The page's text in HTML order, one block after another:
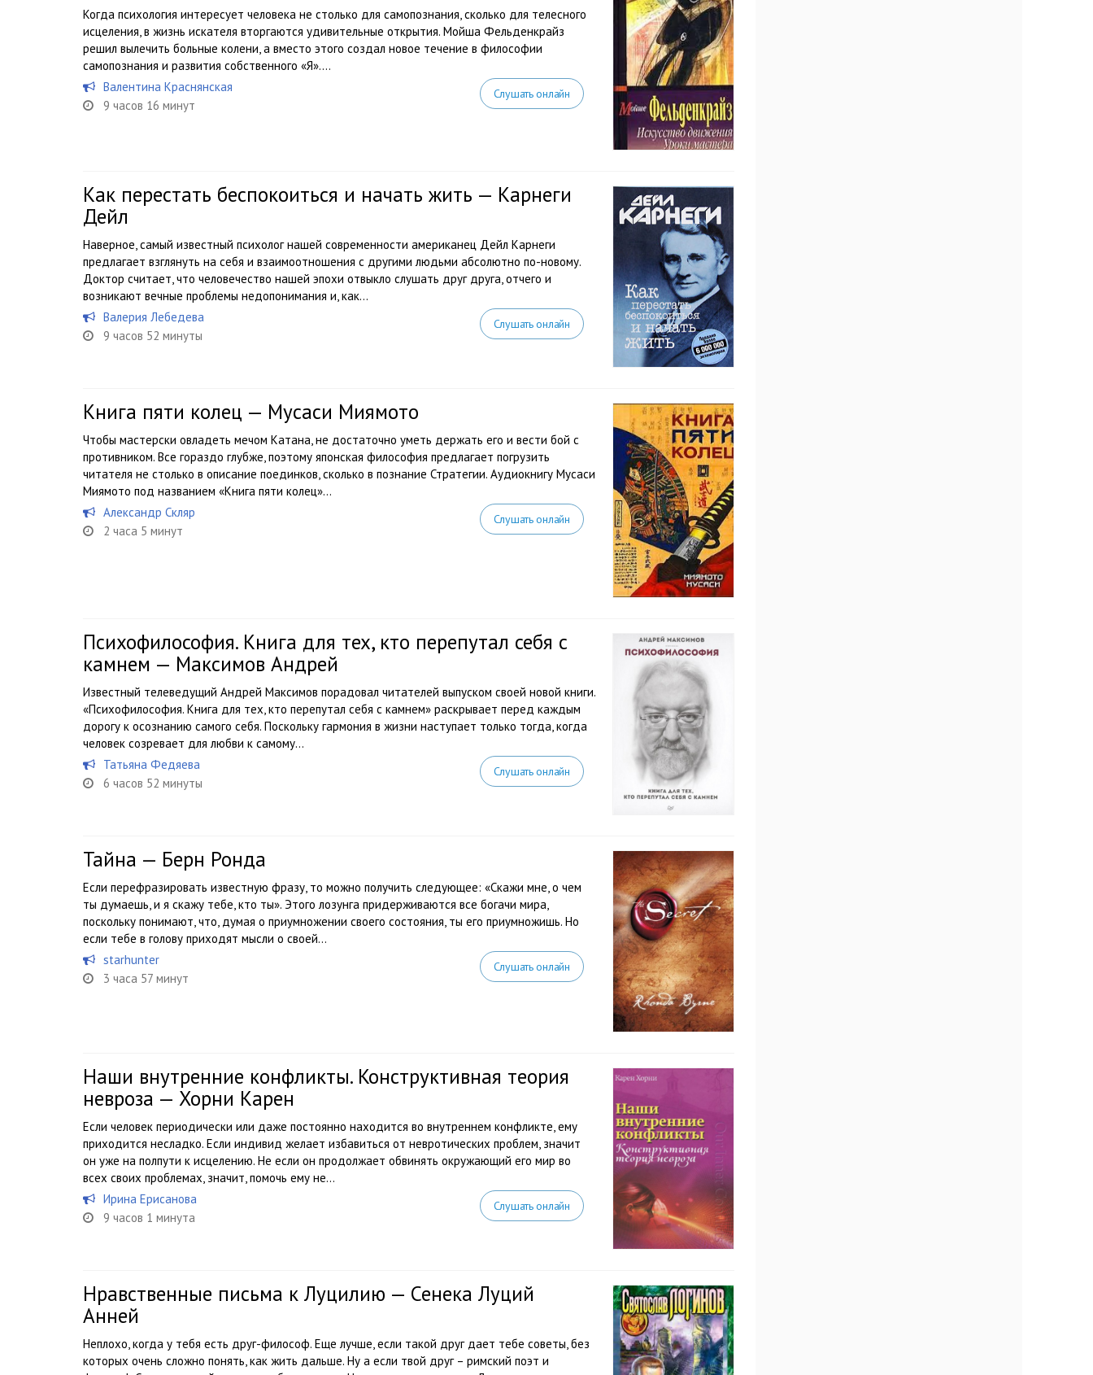
Когда психология интересует человека не столько для самопознания, сколько для телесного
исцеления, в жизнь искателя вторгаются удивительные открытия. Мойша Фельденкрайз
решил вылечить больные колени, а вместо этого создал новое течение в философии
самопознания и развития собственного «Я»....
Валентина Краснянская
9 часов 16 минут
Слушать онлайн
Как перестать беспокоиться и начать жить — Карнеги
Дейл
Наверное, самый известный психолог нашей современности американец Дейл Карнеги
предлагает взглянуть на себя и взаимоотношения с другими людьми абсолютно по-новому.
Доктор считает, что человечество нашей эпохи отвыкло слушать друг друга, отчего и
возникают вечные проблемы недопонимания и, как...
Валерия Лебедева
9 часов 52 минуты
Слушать онлайн
Книга пяти колец — Мусаси Миямото
Чтобы мастерски овладеть мечом Катана, не достаточно уметь держать его и вести бой с
противником. Все гораздо глубже, поэтому японская философия предлагает погрузить
читателя не столько в описание поединков, сколько в познание Стратегии. Аудиокнигу Мусаси
Миямото под названием «Книга пяти колец»...
Александр Скляр
2 часа 5 минут
Слушать онлайн
Психофилософия. Книга для тех, кто перепутал себя с
камнем — Максимов Андрей
Известный телеведущий Андрей Максимов порадовал читателей выпуском своей новой книги.
«Психофилософия. Книга для тех, кто перепутал себя с камнем» раскрывает перед каждым
дорогу к осознанию самого себя. Поскольку гармония в жизни наступает только тогда, когда
человек созревает для любви к самому...
Татьяна Федяева
6 часов 52 минуты
Слушать онлайн
Тайна — Берн Ронда
Если перефразировать известную фразу, то можно получить следующее: «Скажи мне, о чем
ты думаешь, и я скажу тебе, кто ты». Этого лозунга придерживаются все богачи мира,
поскольку понимают, что, думая о приумножении своего состояния, ты его приумножишь. Но
если тебе в голову приходят мысли о своей...
starhunter
3 часа 57 минут
Слушать онлайн
Наши внутренние конфликты. Конструктивная теория
невроза — Хорни Карен
Если человек периодически или даже постоянно находится во внутреннем конфликте, ему
приходится несладко. Если индивид желает избавиться от невротических проблем, значит
он уже на полпути к исцелению. Не если он продолжает обвинять окружающий его мир во
всех своих проблемах, значит, помочь ему не...
Ирина Ерисанова
9 часов 1 минута
Слушать онлайн
Нравственные письма к Луцилию — Сенека Луций
Анней
Неплохо, когда у тебя есть друг-философ. Еще лучше, если такой друг дает тебе советы, без
которых очень сложно понять, как жить дальше. Ну а если твой друг – римский поэт и